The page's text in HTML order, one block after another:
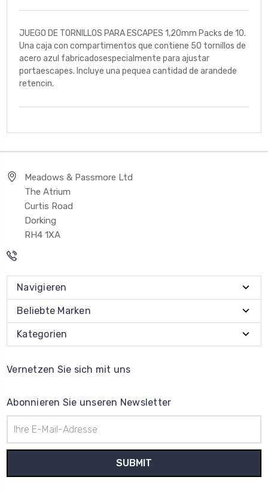
JUEGO DE TORNILLOS PARA ESCAPES 1,20mm Packs de 10.
Una caja con compartimentos que contiene 50 tornillos de
acero azul fabricadosespecialmente para ajustar
portaescapes. Incluye una pequea cantidad de arandede
retencin.
Meadows & Passmore Ltd
The Atrium
Curtis Road
Dorking
RH4 1XA
Navigieren
Beliebte Marken
Kategorien
Vernetzen Sie sich mit uns
Abonnieren Sie unseren Newsletter
Mail-
Adresse